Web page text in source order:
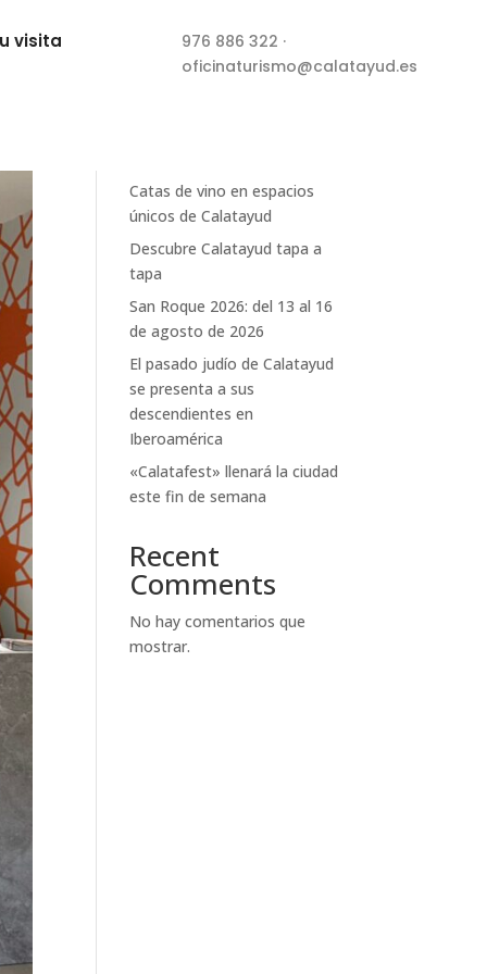
visita 976 886 322 ·
oficinaturismo@calatayud.es
Catas de vino en espacios
únicos de Calatayud
Descubre Calatayud tapa a
tapa
San Roque 2026: del 13 al 16
de agosto de 2026
El pasado judío de Calatayud
se presenta a sus
descendientes en
Iberoamérica
«Calatafest» llenará la ciudad
este fin de semana
Recent
Comments
No hay comentarios que
mostrar.